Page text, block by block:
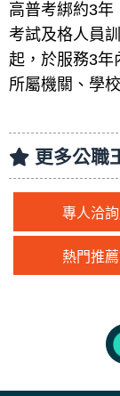
高普考綁約3年
考試及格人員
起，於服務3年
所屬機關、學
更多公職
專人洽
熱門推